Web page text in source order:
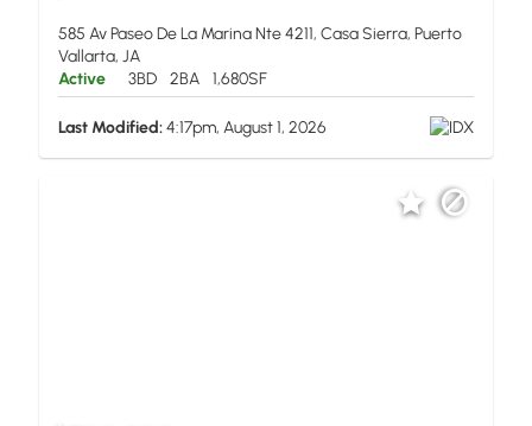
585 Av Paseo De La Marina Nte 4211, Casa Sierra, Puerto
Vallarta, JA
Active
3BD 2BA 1,680SF
Last Modified:4:17pm, August 1, 2026